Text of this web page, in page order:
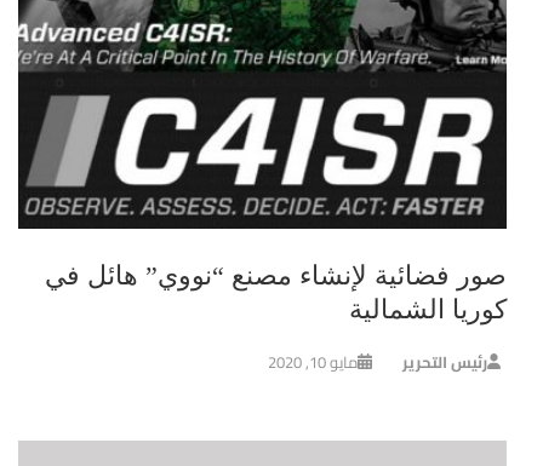
صور فضائية لإنشاء مصنع “نووي” هائل في
كوريا الشمالية
رئيس التحرير مايو 10, 2020